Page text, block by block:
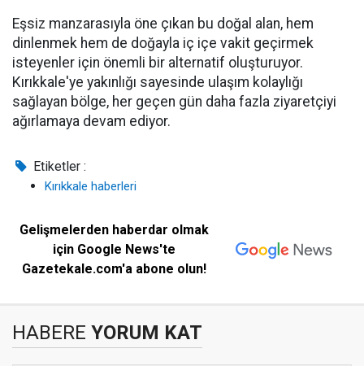
Eşsiz manzarasıyla öne çıkan bu doğal alan, hem
dinlenmek hem de doğayla iç içe vakit geçirmek
isteyenler için önemli bir alternatif oluşturuyor.
Kırıkkale'ye yakınlığı sayesinde ulaşım kolaylığı
sağlayan bölge, her geçen gün daha fazla ziyaretçiyi
ağırlamaya devam ediyor.
Etiketler :
Kırıkkale haberleri
Gelişmelerden haberdar olmak
için Google News'te
Gazetekale.com'a abone olun!
HABERE YORUM KAT